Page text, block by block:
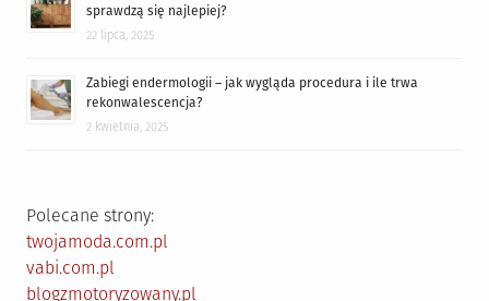
sprawdzą się najlepiej?
22 lipca, 2025
Zabiegi endermologii – jak wygląda procedura i ile trwa
rekonwalescencja?
2 kwietnia, 2025
Polecane strony:
twojamoda.com.pl
vabi.com.pl
blogzmotoryzowany.pl